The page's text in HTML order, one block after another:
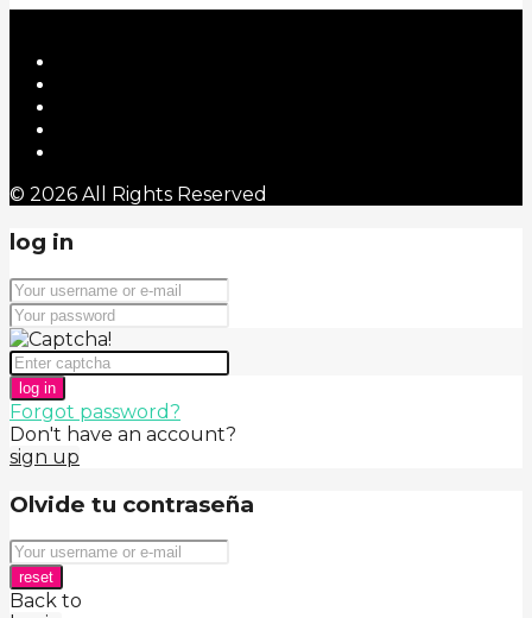
© 2026 All Rights Reserved
log in
log in
Forgot password?
Don't have an account?
sign up
Olvide tu contraseña
reset
Back to